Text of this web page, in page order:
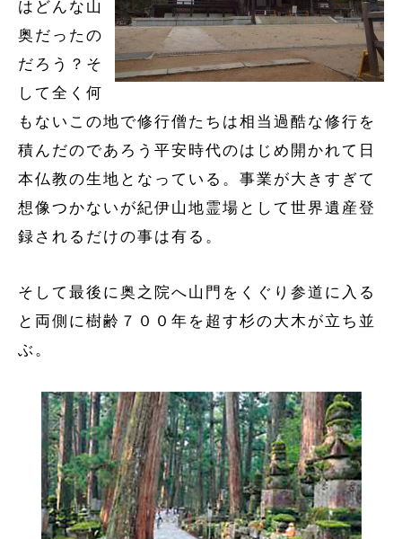
はどんな山
奥だったの
だろう？そ
して全く何
もないこの地で修行僧たちは相当過酷な修行を
積んだのであろう平安時代のはじめ開かれて日
本仏教の生地となっている。事業が大きすぎて
想像つかないが紀伊山地霊場として世界遺産登
録されるだけの事は有る。
そして最後に奥之院へ山門をくぐり参道に入る
と両側に樹齢７００年を超す杉の大木が立ち並
ぶ。